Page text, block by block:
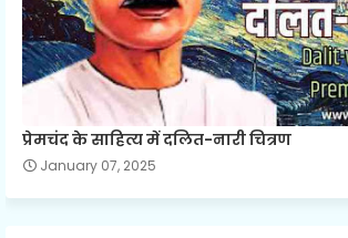
प्रेमचंद के साहित्य में दलित-नारी चित्रण
January 07, 2025